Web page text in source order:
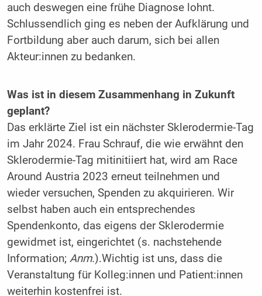
auch deswegen eine frühe Diagnose lohnt.
Schlussendlich ging es neben der Aufklärung und
Fortbildung aber auch darum, sich bei allen
Akteur:innen zu bedanken.
Was ist in diesem Zusammenhang in Zukunft
geplant?
Das erklärte Ziel ist ein nächster Sklerodermie-Tag
im Jahr 2024. Frau Schrauf, die wie erwähnt den
Sklerodermie-Tag mitinitiiert hat, wird am Race
Around Austria 2023 erneut teilnehmen und
wieder versuchen, Spenden zu akquirieren. Wir
selbst haben auch ein entsprechendes
Spendenkonto, das eigens der Sklerodermie
gewidmet ist, eingerichtet (s. nachstehende
Information; Anm.).Wichtig ist uns, dass die
Veranstaltung für Kolleg:innen und Patient:innen
weiterhin kostenfrei ist.